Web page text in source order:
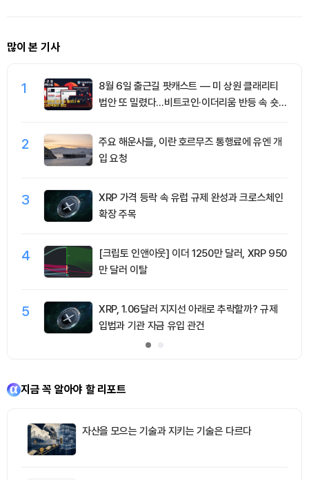
많이 본 기사
1
8월 6일 출근길 팟캐스트 — 미 상원 클래리티
법안 또 밀렸다…비트코인·이더리움 반등 속 숏
2
주요 해운사들, 이란 호르무즈 통행료에 유엔 개
입 요청
3
XRP 가격 등락 속 유럽 규제 완성과 크로스체인
확장 주목
4
[크립토 인앤아웃] 이더 1250만 달러, XRP 950
만 달러 이탈
5
XRP, 1.06달러 지지선 아래로 추락할까? 규제
입법과 기관 자금 유입 관건
지금 꼭 알아야 할 리포트
자산을 모으는 기술과 지키는 기술은 다르다